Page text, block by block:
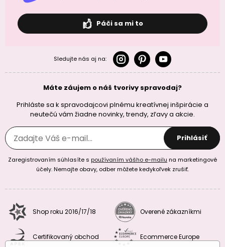
Páči sa mi to
Sledujte nás aj na:
Máte záujem o náš tvorivy spravodaj?
Prihláste sa k spravodajcovi plnému kreatívnej inšpirácie a
neutečú vám žiadne novinky, trendy, zľavy a akcie.
Prihlásiť
Zaregistrovaním súhlasíte s používaním vášho e-mailu na marketingové
účely. Nemajte obavy, odber môžete kedykoľvek zrušiť.
Shop roku 2016/17/18 Overené zákazníkmi
Certifikovaný obchod Ecommerce Europe